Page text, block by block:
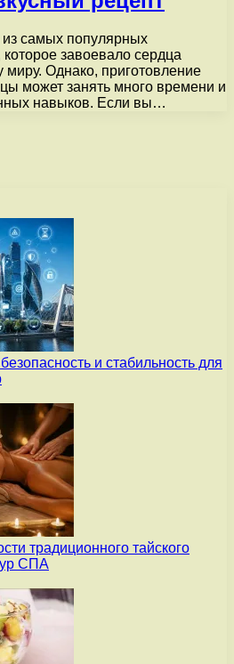
самых популярных
завоевало сердца
миру. Однако, приготовление
может занять много времени и
навыков. Если вы…
и стабильность для
традиционного тайского
СПА